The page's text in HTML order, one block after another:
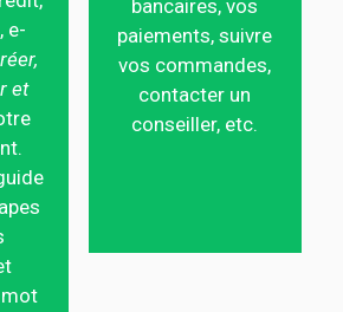
e-
et
bancaires, vos
paiements, suivre
vos commandes,
contacter un
conseiller, etc.